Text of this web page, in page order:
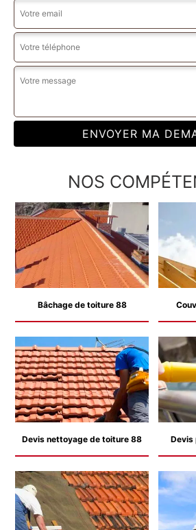
NOS
Bâchage de toiture 88
Devis nettoyage de toiture 88 Devis